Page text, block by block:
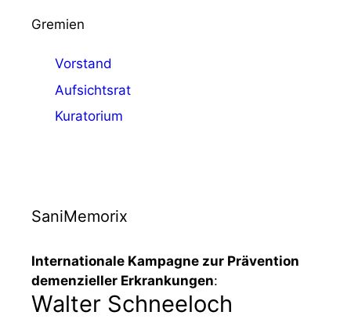
Gremien
Vorstand
Aufsichtsrat
Kuratorium
SaniMemorix
Internationale Kampagne zur Prävention
demenzieller Erkrankungen:
Walter Schneeloch